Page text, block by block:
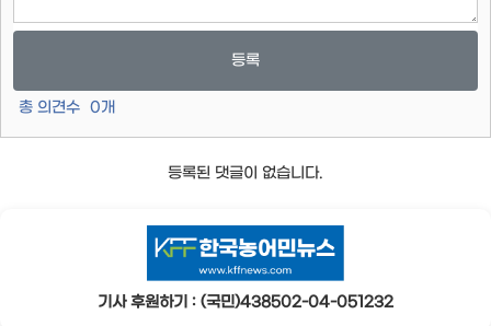
등록
총 의견수 0개
등록된 댓글이 없습니다.
기사 후원하기 : (국민)438502-04-051232